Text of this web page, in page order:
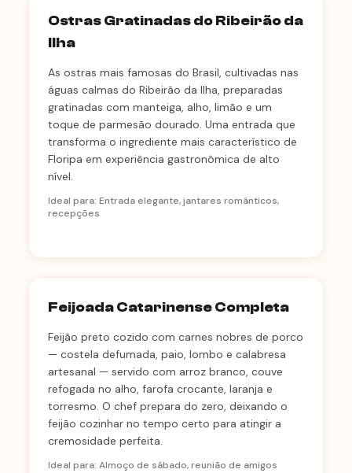
Ostras Gratinadas do Ribeirão da
Ilha
As ostras mais famosas do Brasil, cultivadas nas
águas calmas do Ribeirão da Ilha, preparadas
gratinadas com manteiga, alho, limão e um
toque de parmesão dourado. Uma entrada que
transforma o ingrediente mais característico de
Floripa em experiência gastronômica de alto
nível.
Ideal para: Entrada elegante, jantares românticos,
recepções
Feijoada Catarinense Completa
Feijão preto cozido com carnes nobres de porco
— costela defumada, paio, lombo e calabresa
artesanal — servido com arroz branco, couve
refogada no alho, farofa crocante, laranja e
torresmo. O chef prepara do zero, deixando o
feijão cozinhar no tempo certo para atingir a
cremosidade perfeita.
Ideal para: Almoço de sábado, reunião de amigos